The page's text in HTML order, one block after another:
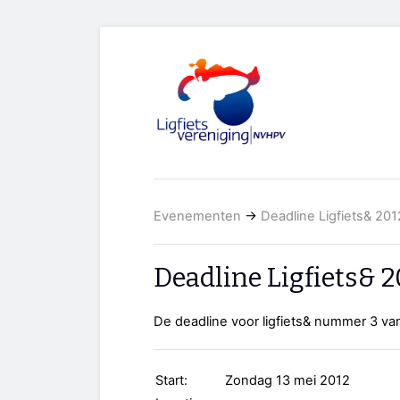
Evenementen → Deadline Ligfiets&
Deadline Ligfiets&
De deadline voor ligfiets& nummer 3
Start:
Zondag 13 mei 2012